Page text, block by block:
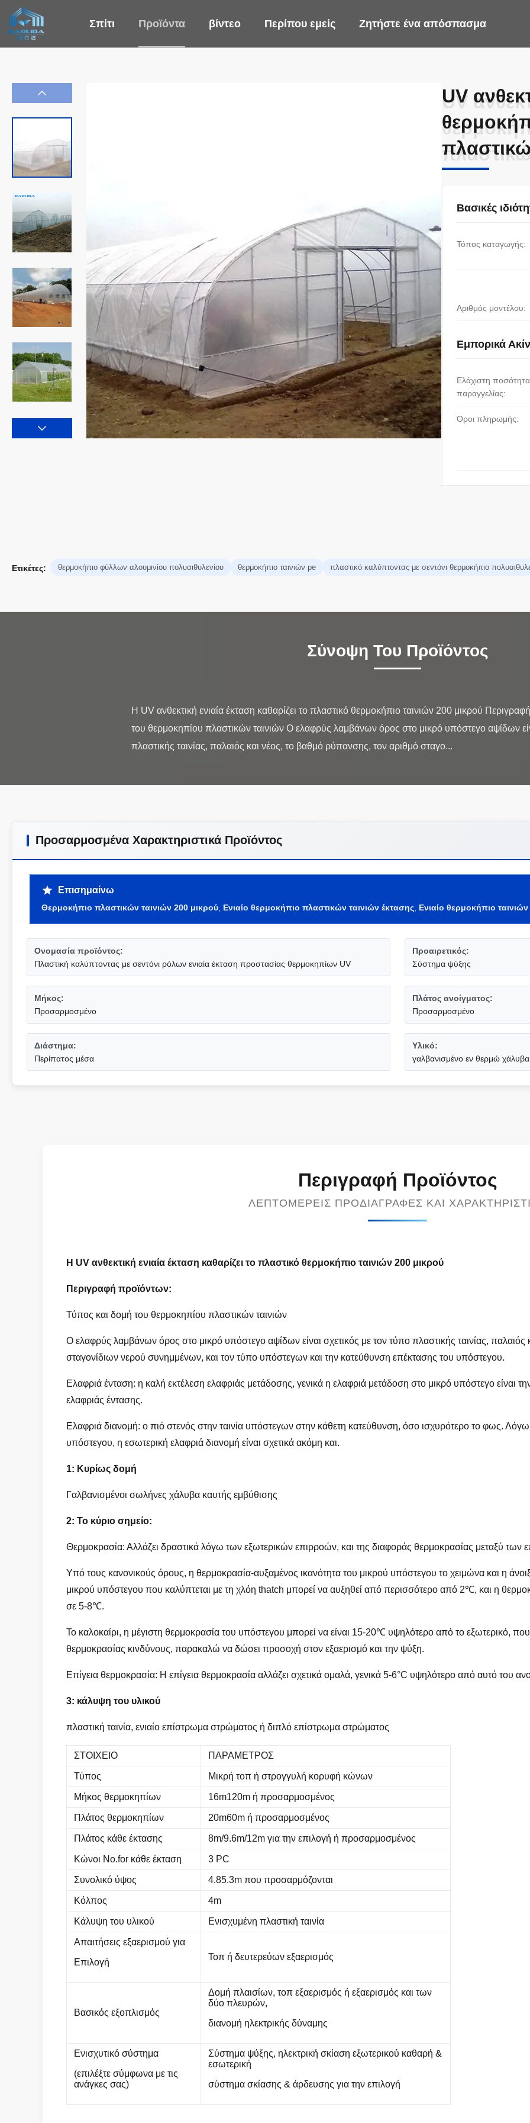
Σπίτι Προϊόντα βίντεο Περίπου εμείς Ζητήστε ένα απόσπασμα
UV
UV
Βασικές
Τόπος καταγωγής:
Αριθμός μοντέλου:
Εμπορικά
Ελάχιστη ποσότητα
παραγγελίας:
Όροι πληρωμής:
Ετικέτες: θερμοκήπιο φύλλων αλουμινίου πολυαιθυλενίου θερμοκήπιο ταινιών pe πλαστικό καλύπτοντας με σεντόνι θερμοκήπιο
Σύνοψη Του Προϊόντος
Η UV ανθεκτική ενιαία έκταση καθαρίζει το πλαστικό θερμοκήπιο ταινιών 200 μικρού
του θερμοκηπίου πλαστικών ταινιών Ο ελαφρύς λαμβάνων όρος στο μικρό υπόστεγο αψίδων
Προσαρμοσμένα Χαρακτηριστικά Προϊόντος
Επισημαίνω
Θερμοκήπιο πλαστικών ταινιών 200 μικρού Ενιαίο θερμοκήπιο πλαστικών ταινιών έκτασης Ενιαίο θερμοκήπιο
Ονομασία προϊόντος:
Πλαστική καλύπτοντας με σεντόνι ρόλων ενιαία έκταση προστασίας θερμοκηπίων UV
Προαιρετικός:
Σύστημα ψύξης
Μήκος:
Προσαρμοσμένο
Πλάτος ανοίγματος:
Προσαρμοσμένο
Διάστημα:
Περίπατος μέσα
Υλικό:
γαλβανισμένο εν θερμώ χάλυβα
Περιγραφή Προϊόντος
ΛΕΠΤΟΜΕΡΕΊΣ ΠΡΟΔΙΑΓΡΑΦΈΣ ΚΑΙ
Η UV ανθεκτική ενιαία έκταση καθαρίζει το πλαστικό θερμοκήπιο ταινιών 200 μικρού
Περιγραφή προϊόντων:
Τύπος και δομή του θερμοκηπίου πλαστικών ταινιών
Ο ελαφρύς λαμβάνων όρος στο μικρό υπόστεγο αψίδων είναι σχετικός με τον τύπο πλαστικής ταινίας,
σταγονίδιων νερού συνημμένων, και τον τύπο υπόστεγων και την κατεύθυνση επέκτασης του υπόστεγου.
Ελαφριά ένταση: η καλή εκτέλεση ελαφριάς μετάδοσης, γενικά η ελαφριά μετάδοση στο μικρό υπόστεγο είναι
ελαφριάς έντασης.
Ελαφριά διανομή: ο πιό στενός στην ταινία υπόστεγων στην κάθετη κατεύθυνση, όσο ισχυρότερο το φως.
υπόστεγου, η εσωτερική ελαφριά διανομή είναι σχετικά ακόμη και.
1: Κυρίως δομή
Γαλβανισμένοι σωλήνες χάλυβα καυτής εμβύθισης
2: Το κύριο σημείο:
Θερμοκρασία: Αλλάζει δραστικά λόγω των εξωτερικών επιρροών, και της διαφοράς θερμοκρασίας μεταξύ των
Υπό τους κανονικούς όρους, η θερμοκρασία-αυξαμένος ικανότητα του μικρού υπόστεγου το χειμώνα και η
μικρού υπόστεγου που καλύπτεται με τη χλόη thatch μπορεί να αυξηθεί από περισσότερο από 2℃, και η
σε 5-8℃.
Το καλοκαίρι, η μέγιστη θερμοκρασία του υπόστεγου μπορεί να είναι 15-20℃ υψηλότερο από το εξωτερικό,
θερμοκρασίας κινδύνους, παρακαλώ να δώσει προσοχή στον εξαερισμό και την ψύξη.
Επίγεια θερμοκρασία: Η επίγεια θερμοκρασία αλλάζει σχετικά ομαλά, γενικά 5-6°C υψηλότερο από αυτό του
3: κάλυψη του υλικού
πλαστική ταινία, ενιαίο επίστρωμα στρώματος ή διπλό επίστρωμα στρώματος
ΣΤΟΙΧΕΙΟ ΠΑΡΑΜΕΤΡΟΣ
Τύπος Μικρή τοπ ή στρογγυλή κορυφή κώνων
Μήκος θερμοκηπίων 16m120m ή προσαρμοσμένος
Πλάτος θερμοκηπίων 20m60m ή προσαρμοσμένος
Πλάτος κάθε έκτασης 8m/9.6m/12m για την επιλογή ή προσαρμοσμένος
Κώνοι No.for κάθε έκταση 3 PC
Συνολικό ύψος 4.85.3m που προσαρμόζονται
Κόλπος 4m
Κάλυψη του υλικού Ενισχυμένη πλαστική ταινία
Απαιτήσεις εξαερισμού για
Επιλογή
Τοπ ή δευτερεύων εξαερισμός
Βασικός εξοπλισμός
Δομή πλαισίων, τοπ εξαερισμός ή εξαερισμός και των
δύο πλευρών,
διανομή ηλεκτρικής δύναμης
Ενισχυτικό σύστημα
(επιλέξτε σύμφωνα με τις
ανάγκες σας)
Σύστημα ψύξης, ηλεκτρική σκίαση εξωτερικού καθαρή &
εσωτερική
σύστημα σκίασης & άρδευσης για την επιλογή